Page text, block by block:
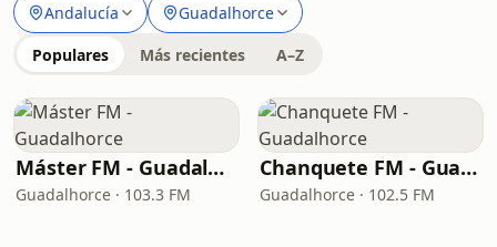
Andalucía Guadalhorce
Populares Más recientes A–Z
Máster FM - Guadalhorce
Guadalhorce · 103.3 FM
Chanquete FM - Guadalhorce
Guadalhorce · 102.5 FM